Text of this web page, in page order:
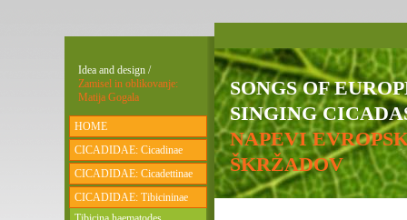
SONGS OF
SINGING
NAPEVI
ŠKRŽADOV
Idea and design /
Zamisel in oblikovanje:
Matija Gogala
HOME
CICADIDAE: Cicadinae
CICADIDAE: Cicadettinae
CICADIDAE: Tibicininae